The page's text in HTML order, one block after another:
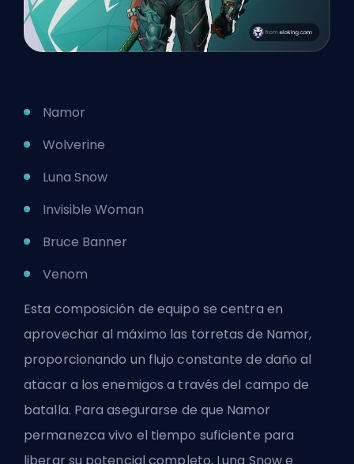
Namor
Wolverine
Luna Snow
Invisible Woman
Bruce Banner
Venom
Esta composición de equipo se centra en
aprovechar al máximo las torretas de Namor,
proporcionando un flujo constante de daño al
atacar a los enemigos a través del campo de
batalla. Para asegurarse de que Namor
permanezca vivo el tiempo suficiente para